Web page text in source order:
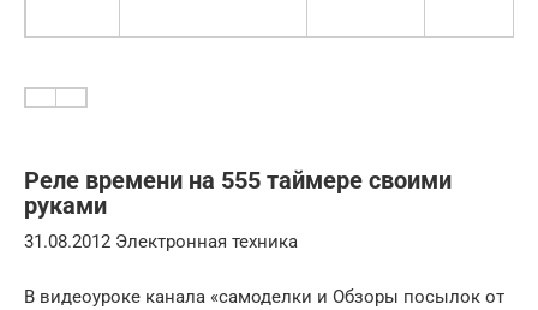
Реле времени на 555 таймере своими
руками
31.08.2012 Электронная техника
В видеоуроке канала «самоделки и Обзоры посылок от